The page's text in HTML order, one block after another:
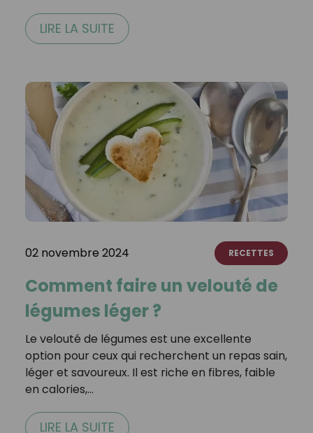
LIRE LA SUITE
02 novembre 2024 RECETTES
Comment faire un velouté de
légumes léger ?
Le velouté de légumes est une excellente
option pour ceux qui recherchent un repas sain,
léger et savoureux. Il est riche en fibres, faible
en calories,…
LIRE LA SUITE